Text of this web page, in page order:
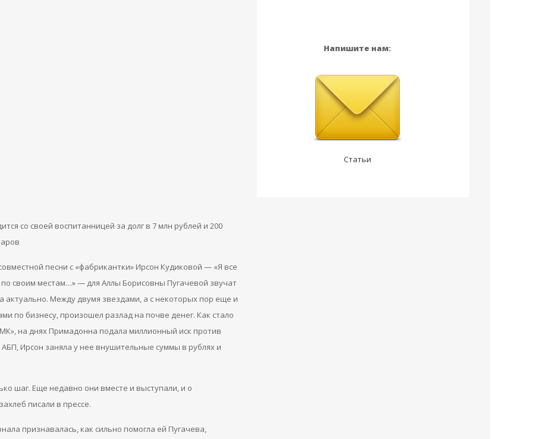
со своей воспитанницей за долг в 7 млн рублей и 200
песни с «фабрикантки» Ирсон Кудиковой — «Я все
своим местам…» — для Аллы Борисовны Пугачевой звучат
актуально. Между двумя звездами, а с некоторых пор еще и
по бизнесу, произошел разлад на почве денег. Как стало
на днях Примадонна подала миллионный иск против
Ирсон заняла у нее внушительные суммы в рублях и
шаг. Еще недавно они вместе и выступали, и о
писали в прессе.
признавалась, как сильно помогла ей Пугачева,
Напишите нам:
Статьи